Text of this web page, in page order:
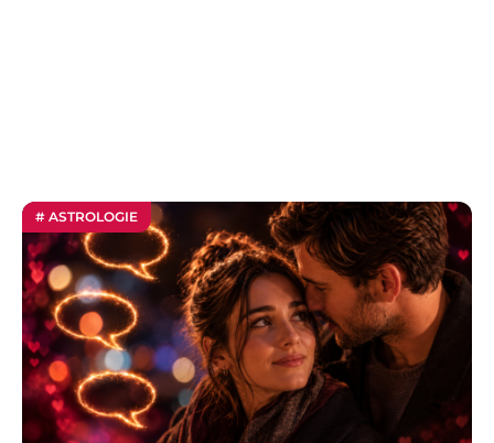
# ASTROLOGIE